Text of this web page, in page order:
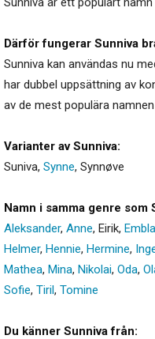
Därför fungerar Sunniva
Sunniva kan användas nu
har dubbel uppsättning av
av de mest populära
Varianter av Sunniva:
Suniva, Synne, Synnøve
Namn i samma genre som
Aleksander, Anne, Eirik, Embla
Helmer, Hennie, Hermine,
Mathea, Mina, Nikolai, Oda,
Sofie, Tiril, Tomine
Du känner Sunniva från: